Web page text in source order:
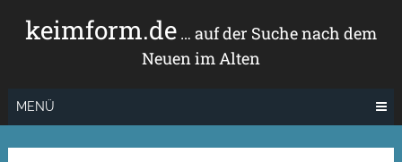
Inhaltkeimform.de… auf der Suche nach dem
Neuen im Alten
MENÜ